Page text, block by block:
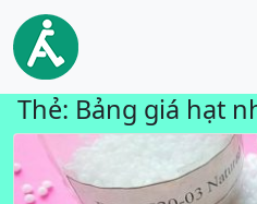
Thẻ: Bảng giá hạt